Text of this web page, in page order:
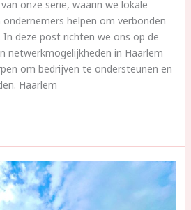
onze serie, waarin we lokale
helpen om verbonden
deze post richten we ons op de
netwerkmogelijkheden in Haarlem
om bedrijven te ondersteunen en
Haarlem